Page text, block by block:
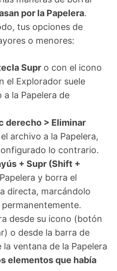
por la Papelera.
tus opciones de
o menores:
Supr o con el icono
el Explorador suele
la Papelera de
derecho > Eliminar
archivo a la Papelera,
lo contrario.
+ Supr (Shift +
y borra el
directa, marcándolo
desde su icono (botón
o desde la barra de
ventana de la Papelera
elementos que había